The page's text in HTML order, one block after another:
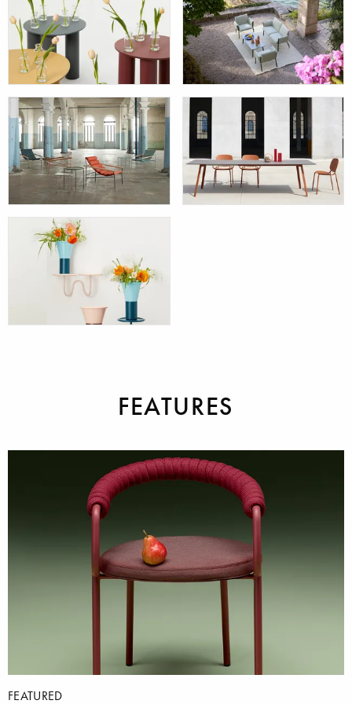
KAFFEETISCHE SOFAS
STÜHLE UND
SESSEL
FEATURES
FEATURED